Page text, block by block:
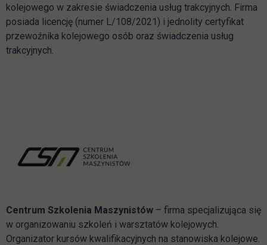
kolejowego w zakresie świadczenia usług trakcyjnych. Firma
posiada licencję (numer L/108/2021) i jednolity certyfikat
przewoźnika kolejowego osób oraz świadczenia usług
trakcyjnych.
Centrum Szkolenia Maszynistów – firma specjalizująca się
w organizowaniu szkoleń i warsztatów kolejowych.
Organizator kursów kwalifikacyjnych na stanowiska kolejowe.